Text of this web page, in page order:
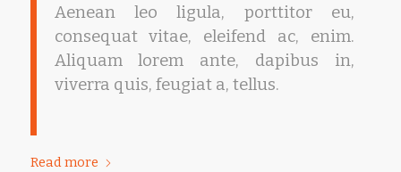
Aenean leo ligula, porttitor eu,
consequat vitae, eleifend ac, enim.
Aliquam lorem ante, dapibus in,
viverra quis, feugiat a, tellus.
Read more